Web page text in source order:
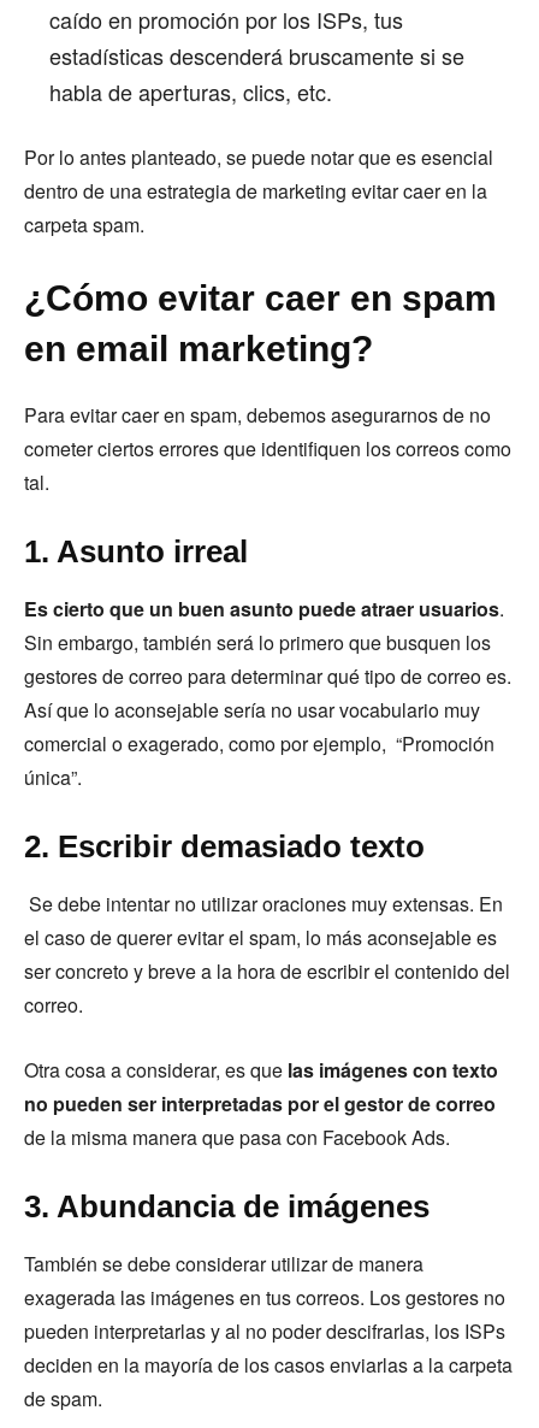
caído en promoción por los ISPs, tus
estadísticas descenderá bruscamente si se
habla de aperturas, clics, etc.
Por lo antes planteado, se puede notar que es esencial
dentro de una estrategia de marketing evitar caer en la
carpeta spam.
¿Cómo evitar caer en spam
en email marketing?
Para evitar caer en spam, debemos asegurarnos de no
cometer ciertos errores que identifiquen los correos como
tal.
1. Asunto irreal
Es cierto que un buen asunto puede atraer usuarios.
Sin embargo, también será lo primero que busquen los
gestores de correo para determinar qué tipo de correo es.
Así que lo aconsejable sería no usar vocabulario muy
comercial o exagerado, como por ejemplo, “Promoción
única”.
2. Escribir demasiado texto
Se debe intentar no utilizar oraciones muy extensas. En
el caso de querer evitar el spam, lo más aconsejable es
ser concreto y breve a la hora de escribir el contenido del
correo.
Otra cosa a considerar, es que las imágenes con texto
no pueden ser interpretadas por el gestor de correo
de la misma manera que pasa con Facebook Ads.
3. Abundancia de imágenes
También se debe considerar utilizar de manera
exagerada las imágenes en tus correos. Los gestores no
pueden interpretarlas y al no poder descifrarlas, los ISPs
deciden en la mayoría de los casos enviarlas a la carpeta
de spam.